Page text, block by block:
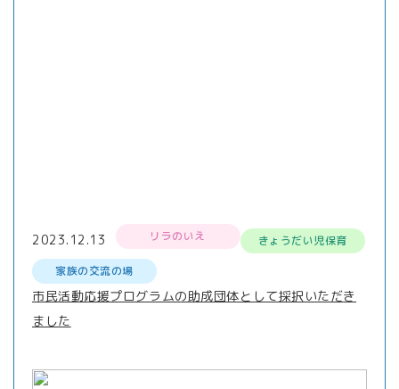
2023.12.13 リラのいえ
きょうだい児保育
家族の交流の場
市民活動応援プログラムの助成団体として採択いただき
ました